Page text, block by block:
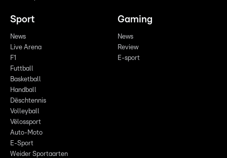
Sport
News
Live Arena
F1
Futtball
Basketball
Handball
Dëschtennis
Volleyball
Vëlossport
Auto-Moto
E-Sport
Weider Sportaarten
Gaming
News
Review
E-sport